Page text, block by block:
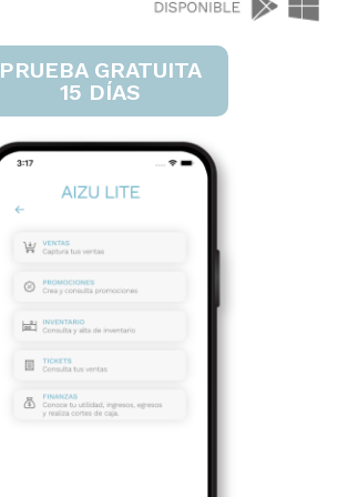
PRUEBA GRATUITA
15 DÍAS